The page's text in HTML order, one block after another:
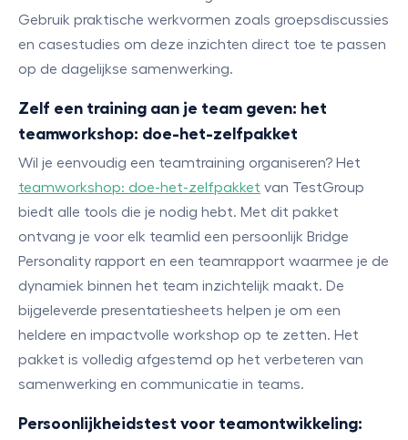
Gebruik praktische werkvormen zoals groepsdiscussies
en casestudies om deze inzichten direct toe te passen
op de dagelijkse samenwerking.
Zelf een training aan je team geven: het
teamworkshop: doe-het-zelfpakket
Wil je eenvoudig een teamtraining organiseren? Het
teamworkshop: doe-het-zelfpakket van TestGroup
biedt alle tools die je nodig hebt. Met dit pakket
ontvang je voor elk teamlid een persoonlijk Bridge
Personality rapport en een teamrapport waarmee je de
dynamiek binnen het team inzichtelijk maakt. De
bijgeleverde presentatiesheets helpen je om een
heldere en impactvolle workshop op te zetten. Het
pakket is volledig afgestemd op het verbeteren van
samenwerking en communicatie in teams.
Persoonlijkheidstest voor teamontwikkeling: